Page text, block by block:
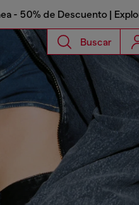
- 50% de Descuento |
Buscar